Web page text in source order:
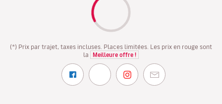
(*) Prix par trajet, taxes incluses. Places limitées. Les prix en rouge sont
la
Meilleure offre !